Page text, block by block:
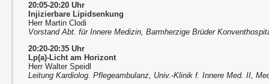
20:05-20:20 Uhr
Injizierbare Lipidsenkung
Herr Martin Clodi
Vorstand Abt. für Innere Medizin, Barmherzige Brüder
20:20-20:35 Uhr
Lp(a)-Licht am Horizont
Herr Walter Speidl
Leitung Kardiolog. Pflegeambulanz, Univ.-Klinik f. Innere Med. II,